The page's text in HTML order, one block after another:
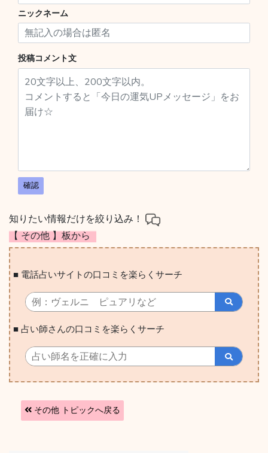
ニックネーム
投稿コメント文
確認
知りたい情報だけを絞り込み！
【 その他 】板から
■ 電話占いサイトの口コミを楽らくサーチ
■ 占い師さんの口コミを楽らくサーチ
その他 トピックへ戻る